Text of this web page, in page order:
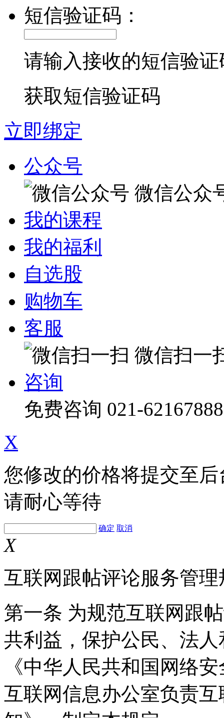
短信验证码：
请输入接收的短信验证
获取短信验证码
立即绑定
公众号
微信公众
我的课程
我的福利
自选股
购物车
客服
微信扫一
咨询
免费咨询 021-62167888
X
您修改的价格将提交至
请耐心等待
确定 取消
X
互联网跟帖评论服务管理
第一条 为规范互联网跟
共利益，保护公民、法
《中华人民共和国网络
互联网信息办公室负责